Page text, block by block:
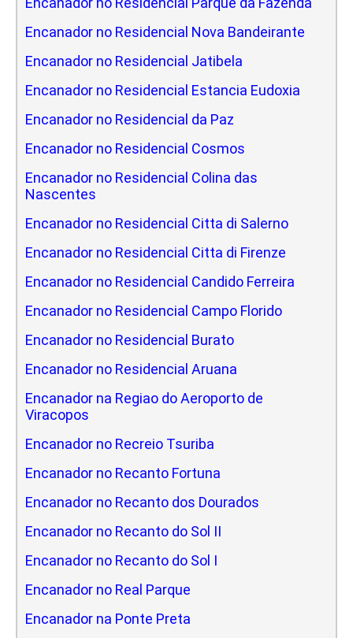
Encanador no Residencial Nova Bandeirante
Encanador no Residencial Jatibela
Encanador no Residencial Estancia Eudoxia
Encanador no Residencial da Paz
Encanador no Residencial Cosmos
Encanador no Residencial Colina das
Nascentes
Encanador no Residencial Citta di Salerno
Encanador no Residencial Citta di Firenze
Encanador no Residencial Candido Ferreira
Encanador no Residencial Campo Florido
Encanador no Residencial Burato
Encanador no Residencial Aruana
Encanador na Regiao do Aeroporto de
Viracopos
Encanador no Recreio Tsuriba
Encanador no Recanto Fortuna
Encanador no Recanto dos Dourados
Encanador no Recanto do Sol II
Encanador no Recanto do Sol I
Encanador no Real Parque
Encanador na Ponte Preta